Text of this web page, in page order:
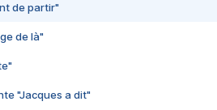
de partir"
de là"
"Jacques a dit"